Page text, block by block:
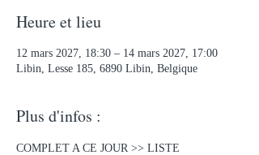
Heure et lieu
12 mars 2027, 18:30 – 14 mars 2027, 17:00
Libin, Lesse 185, 6890 Libin, Belgique
Plus d'infos :
COMPLET A CE JOUR >> LISTE